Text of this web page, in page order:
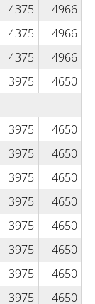
4375
4966
4375
4966
4375
4966
3975
4650
3975
4650
3975
4650
3975
4650
3975
4650
3975
4650
3975
4650
3975
4650
3975
4650